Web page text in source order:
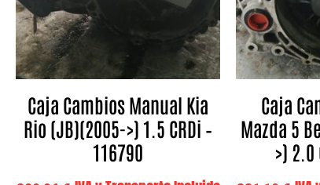
Caja Cambios Manual Kia
Rio (JB)(2005->) 1.5 CRDi –
116790
Caja
Mazda 5
>) 2.0